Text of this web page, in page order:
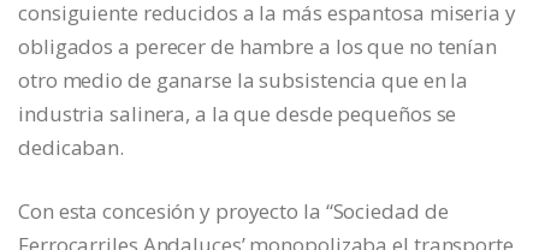
consiguiente reducidos a la más espantosa miseria y
obligados a perecer de hambre a los que no tenían
otro medio de ganarse la subsistencia que en la
industria salinera, a la que desde pequeños se
dedicaban.
Con esta concesión y proyecto la “Sociedad de